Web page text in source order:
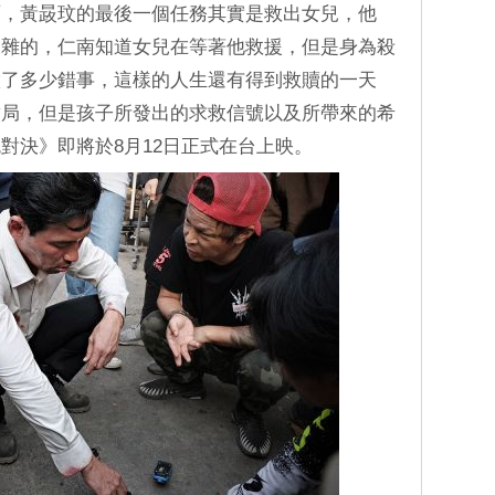
黃晸玟的最後一個任務其實是救出女兒，他
的，仁南知道女兒在等著他救援，但是身為殺
多少錯事，這樣的人生還有得到救贖的一天
，但是孩子所發出的求救信號以及所帶來的希
決》即將於8月12日正式在台上映。